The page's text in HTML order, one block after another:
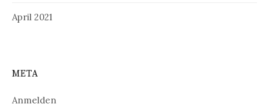
April 2021
META
Anmelden